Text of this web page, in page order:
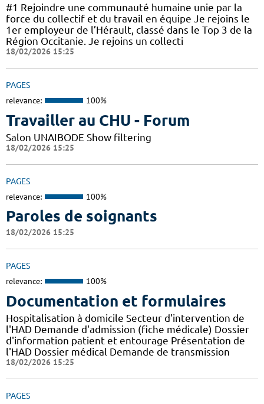
#1 Rejoindre une communauté humaine unie par la
force du collectif et du travail en équipe Je rejoins le
1er employeur de l’Hérault, classé dans le Top 3 de la
Région Occitanie. Je rejoins un collecti
18/02/2026 15:25
PAGES
relevance: 100%
Travailler au CHU - Forum
Salon UNAIBODE Show filtering
18/02/2026 15:25
PAGES
relevance: 100%
Paroles de soignants
18/02/2026 15:25
PAGES
relevance: 100%
Documentation et formulaires
Hospitalisation à domicile Secteur d'intervention de
l'HAD Demande d'admission (fiche médicale) Dossier
d'information patient et entourage Présentation de
l'HAD Dossier médical Demande de transmission
18/02/2026 15:25
PAGES